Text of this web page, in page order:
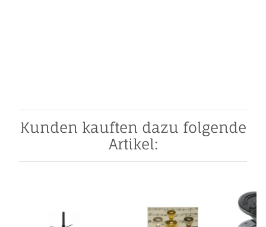
Kunden kauften dazu folgende
Artikel: